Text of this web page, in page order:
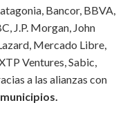
Bancor, BBVA,
J.P. Morgan, John
Mercado Libre,
Ventures, Sabic,
a las alianzas con